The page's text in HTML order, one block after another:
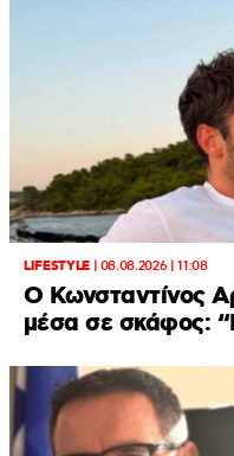
LIFESTYLE| 08.08.2026 | 11:08
Ο Κωνσταντίνος
μέσα σε σκάφος: